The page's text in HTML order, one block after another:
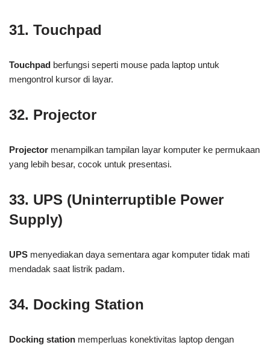
31. Touchpad
Touchpad berfungsi seperti mouse pada laptop untuk
mengontrol kursor di layar.
32. Projector
Projector menampilkan tampilan layar komputer ke permukaan
yang lebih besar, cocok untuk presentasi.
33. UPS (Uninterruptible Power
Supply)
UPS menyediakan daya sementara agar komputer tidak mati
mendadak saat listrik padam.
34. Docking Station
Docking station memperluas konektivitas laptop dengan